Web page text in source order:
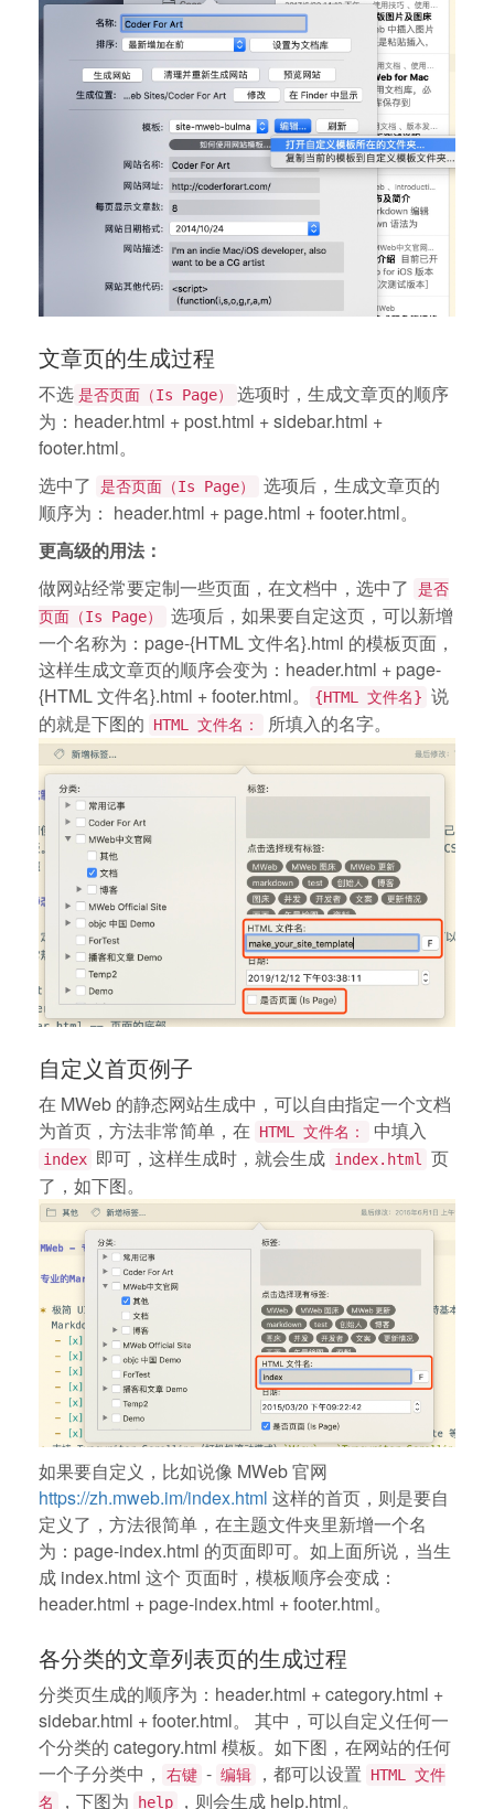
文章页的生成过程
不选 是否页面（Is Page）
选项时，生成文章页的顺序
为：header.html + post.html + sidebar.html +
footer.html。
选中了
是否页面（Is Page）
选项后，生成文章页的
顺序为： header.html + page.html + footer.html。
更高级的用法：
做网站经常要定制一些页面，在文档中，选中了
是否
页面（Is Page）
选项后，如果要自定这页，可以新增
一个名称为：page-{HTML 文件名}.html 的模板页面，
这样生成文章页的顺序会变为：header.html + page-
{HTML 文件名}.html + footer.html。
{HTML 文件名} 说
的就是下图的
HTML 文件名： 所填入的名字。
自定义首页例子
在 MWeb 的静态网站生成中，可以自由指定一个文档
为首页，方法非常简单，在
HTML 文件名： 中填入
index 即可，这样生成时，就会生成 index.html
页
了，如下图。
如果要自定义，比如说像 MWeb 官网
https://zh.mweb.im/index.html 这样的首页，则是要自
定义了，方法很简单，在主题文件夹里新增一个名
为：page-index.html 的页面即可。如上面所说，当生
成 index.html 这个 页面时，模板顺序会变成：
header.html + page-index.html + footer.html。
各分类的文章列表页的生成过程
分类页生成的顺序为：header.html + category.html +
sidebar.html + footer.html。 其中，可以自定义任何一
个分类的 category.html 模板。如下图，在网站的任何
一个子分类中，
右键 - 编辑 ，都可以设置
HTML 文件
名
，下图为 help ，则会生成 help.html。